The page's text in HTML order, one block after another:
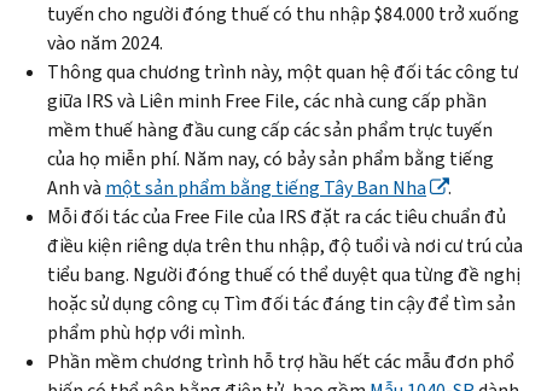
tuyến cho người đóng thuế có thu nhập $84.000 trở xuống
vào năm 2024.
Thông qua chương trình này, một quan hệ đối tác công tư
giữa IRS và Liên minh Free File, các nhà cung cấp phần
mềm thuế hàng đầu cung cấp các sản phẩm trực tuyến
của họ miễn phí. Năm nay, có bảy sản phẩm bằng tiếng
Anh và một sản phẩm bằng tiếng Tây Ban Nha
.
Mỗi đối tác của Free Filecủa IRS đặt ra các tiêu chuẩn đủ
điều kiện riêng dựa trên thu nhập, độ tuổi và nơi cư trú của
tiểu bang. Người đóng thuế có thể duyệt qua từng đề nghị
hoặc sử dụng công cụ Tìm đối tác đáng tin cậy để tìm sản
phẩm phù hợp với mình.
Phần mềm chương trình hỗ trợ hầu hết các mẫu đơn phổ